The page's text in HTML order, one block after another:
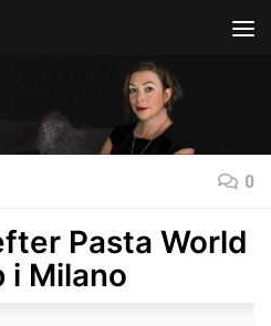
0
Pasta World
i Milano